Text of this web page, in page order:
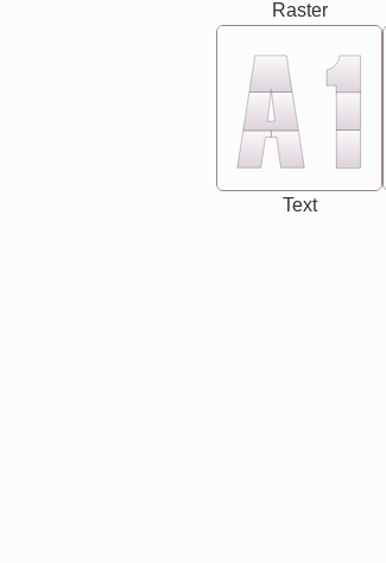
Raster
Text